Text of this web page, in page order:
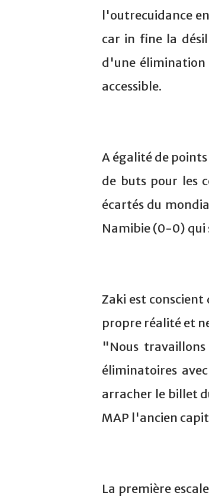
l'outrecuidance
car in fine la
d'une élimination
accessible.
A égalité de
de buts pour les
écartés du
Namibie (0-0) qui
Zaki est
propre réalité et
"Nous
éliminatoires
arracher le billet
MAP l'ancien
La première